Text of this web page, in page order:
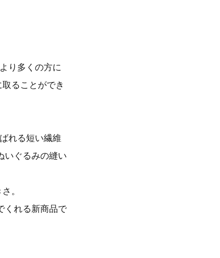
り多くの方に
ることができ
れる短い繊維
いぐるみの縫い
。
くれる新商品で